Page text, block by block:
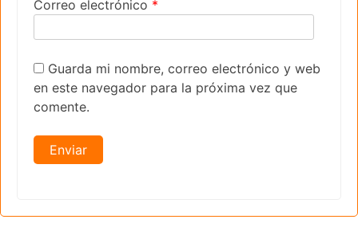
Correo electrónico *
Guarda mi nombre, correo electrónico y web
en este navegador para la próxima vez que
comente.